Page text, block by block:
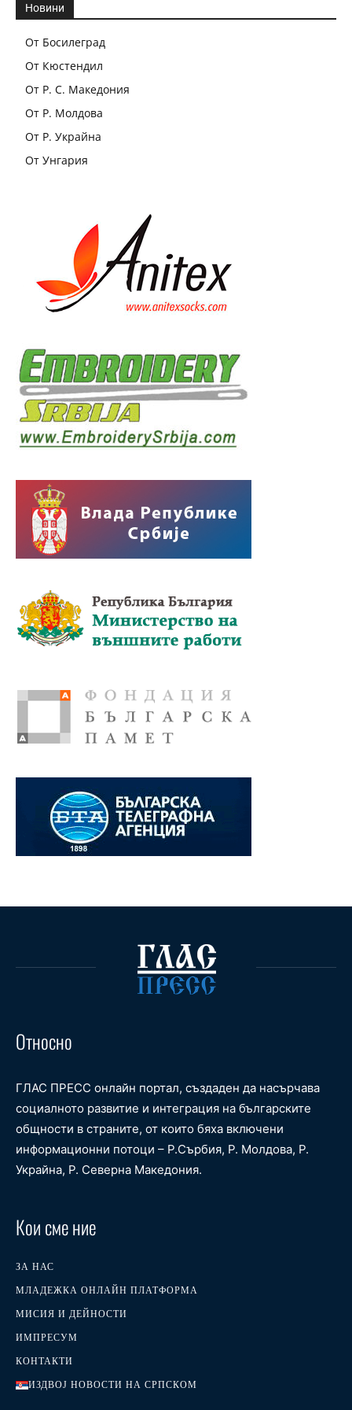
Новини
От Босилеград
От Кюстендил
От Р. С. Македония
От Р. Молдова
От Р. Украйна
От Унгария
Относно
ГЛАС ПРЕСС онлайн портал, създаден да насърчава
социалното развитие и интеграция на българските
общности в страните, от които бяха включени
информационни потоци – Р.Сърбия, Р. Молдова, Р.
Украйна, Р. Северна Македония.
Кои сме ние
ЗА НАС
МЛАДЕЖКА ОНЛАЙН ПЛАТФОРМА
МИСИЯ И ДЕЙНОСТИ
ИМПРЕСУМ
КОНТАКТИ
ИЗДВОЈ НОВОСТИ НА СРПСКОМ